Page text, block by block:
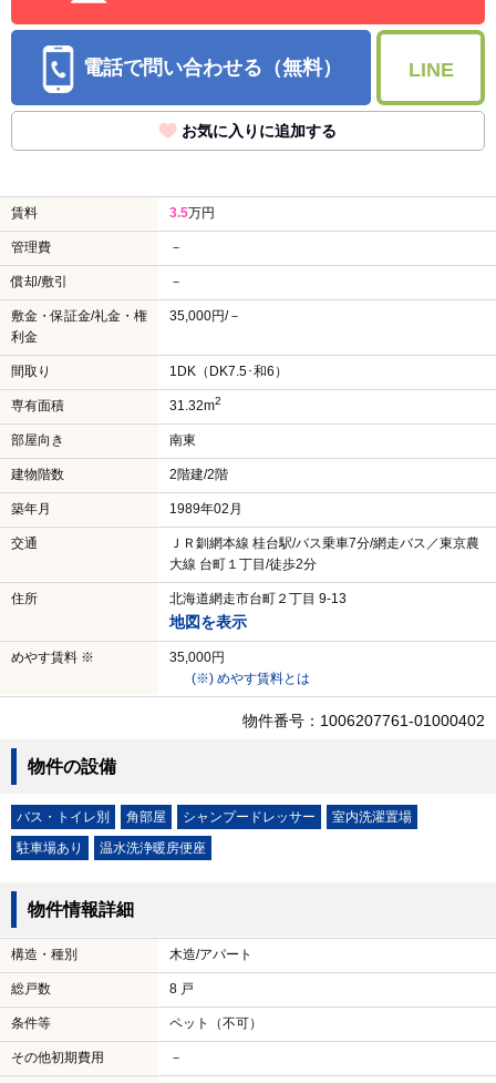
電話で問い合わせる（無料） LINE
お気に入りに追加する
賃料 3.5万円
管理費 －
償却/敷引 －
敷金・保証金/礼金・権
利金
35,000円/－
間取り 1DK（DK7.5･和6）
専有面積 31.32m2
部屋向き 南東
建物階数 2階建/2階
築年月 1989年02月
交通
ＪＲ釧網本線 桂台駅/バス乗車7分/網走バス／東京農
大線 台町１丁目/徒歩2分
住所 北海道網走市台町２丁目 9-13
地図を表示
めやす賃料 ※
35,000円
(※) めやす賃料とは
物件番号：1006207761-01000402
物件の設備
バス・トイレ別 角部屋 シャンプードレッサー
室内洗濯置場
駐車場あり
温水洗浄暖房便座
物件情報詳細
構造・種別 木造/アパート
総戸数 8 戸
条件等 ペット（不可）
その他初期費用 －